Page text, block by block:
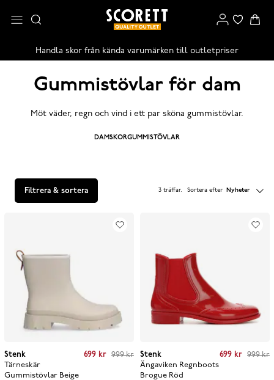
Handla skor från kända varumärken till outletpriser
Gummistövlar för dam
Möt väder, regn och vind i ett par sköna gummistövlar.
DAMSKORGUMMISTÖVLAR
Filtrera & sortera 3 träffar. Sortera efter Nyheter
Stenk
Tärneskär
Gummistövlar Beige
price Previous price
699 kr 999 kr
Stenk
Ängaviken Regnboots
Brogue Röd
Current price Previous price
999 kr
699 kr 999 kr